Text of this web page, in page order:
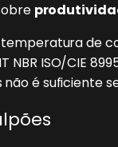
de
NBR ISO/CIE
é suficiente